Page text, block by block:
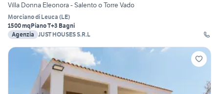
Villa Donna Eleonora - Salento o Torre Vado
Morciano di Leuca (LE)
1500 mqPiano T+3 Bagni
Agenzia JUST HOUSES S.R.L